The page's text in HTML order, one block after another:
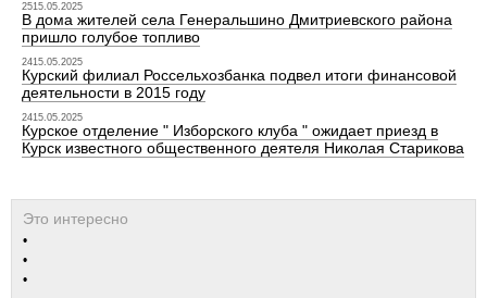
2515.05.2025
В дома жителей села Генеральшино Дмитриевского района
пришло голубое топливо
2415.05.2025
Курский филиал Россельхозбанка подвел итоги финансовой
деятельности в 2015 году
2415.05.2025
Курское отделение " Изборского клуба " ожидает приезд в
Курск известного общественного деятеля Николая Старикова